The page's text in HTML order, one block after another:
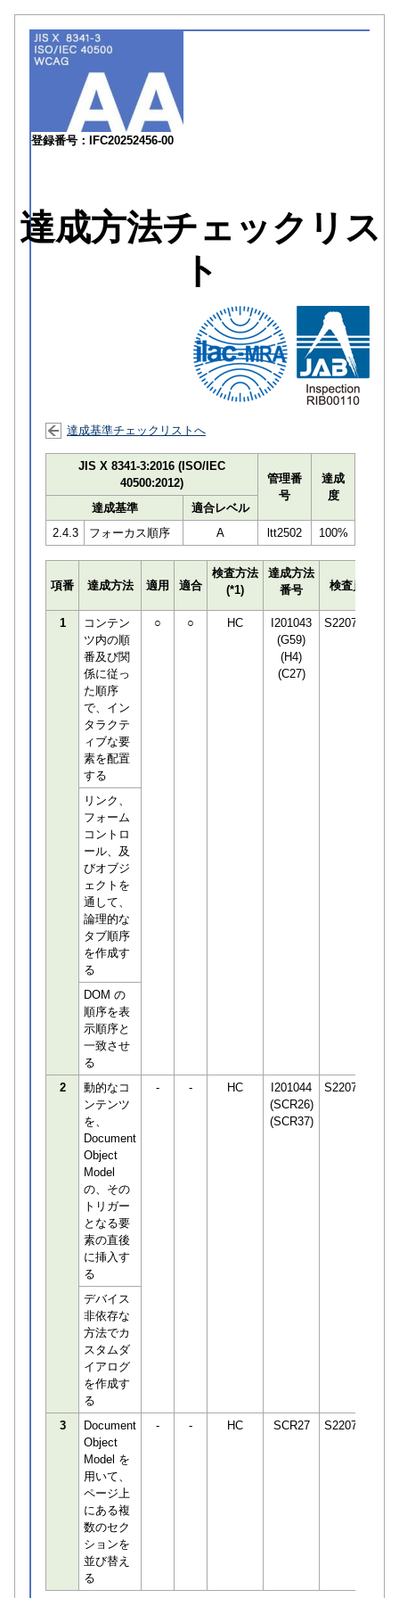
登録番号：IFC20252456-00
達成方法チェックリス
ト
達成基準チェックリストへ
JIS X 8341-3:2016 (ISO/IEC
40500:2012)
管理番
号
達成
度
達成基準
適合レベル
2.4.3
フォーカス順序 A ltt2502 100%
項番 達成方法 適用 適合
検査方法
(*1)
達成方法
番号
検査員
1
コンテン
ツ内の順
番及び関
係に従っ
た順序
で、イン
タラクテ
ィブな要
素を配置
する
○ ○ HC
I201043
(G59)
(H4)
(C27)
S220748
リンク、
フォーム
コントロ
ール、及
びオブジ
ェクトを
通して、
論理的な
タブ順序
を作成す
る
DOM の
順序を表
示順序と
一致させ
る
2
動的なコ
ンテンツ
を、
Document
Object
Model
の、その
トリガー
となる要
素の直後
に挿入す
る
- - HC
I201044
(SCR26)
(SCR37)
S220748
デバイス
非依存な
方法でカ
スタムダ
イアログ
を作成す
る
3
Document
Object
Model を
用いて、
ページ上
にある複
数のセク
ションを
並び替え
る
- - HC SCR27 S220748